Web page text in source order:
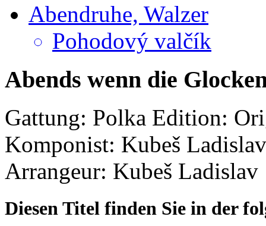
Abendruhe, Walzer
Pohodový valčík
Abends wenn die
Gattung: Polka Edition:
Komponist: Kubeš Ladislav
Arrangeur: Kubeš Ladislav
Diesen Titel finden Sie in der